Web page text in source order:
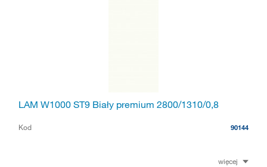
LAM W1000 ST9 Biały premium 2800/1310/0,8
Kod 90144
więcej